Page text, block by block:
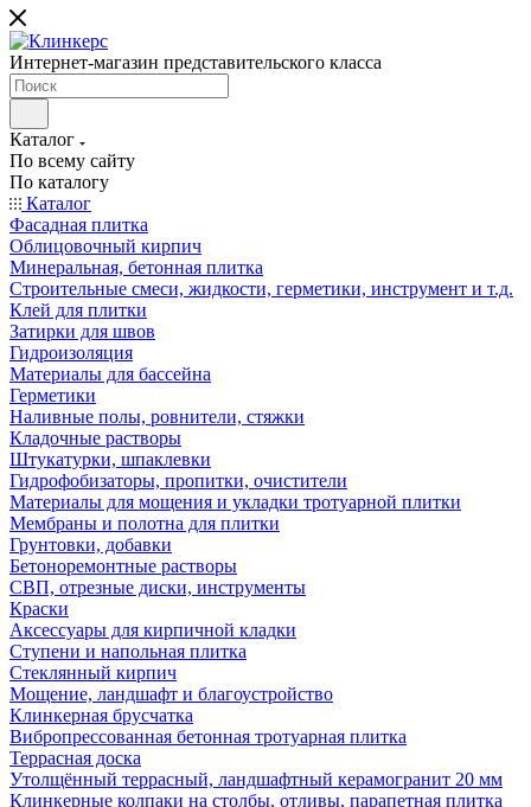
Интернет-магазин представительского класса
Каталог
По всему сайту
По каталогу
Каталог
Фасадная плитка
Облицовочный кирпич
Минеральная, бетонная плитка
Строительные смеси, жидкости, герметики, инструмент и т.д.
Клей для плитки
Затирки для швов
Гидроизоляция
Материалы для бассейна
Герметики
Наливные полы, ровнители, стяжки
Кладочные растворы
Штукатурки, шпаклевки
Гидрофобизаторы, пропитки, очистители
Материалы для мощения и укладки тротуарной плитки
Мембраны и полотна для плитки
Грунтовки, добавки
Бетоноремонтные растворы
СВП, отрезные диски, инструменты
Краски
Аксессуары для кирпичной кладки
Ступени и напольная плитка
Cтеклянный кирпич
Мощение, ландшафт и благоустройство
Клинкерная брусчатка
Вибропрессованная бетонная тротуарная плитка
Террасная доска
Утолщённый террасный, ландшафтный керамогранит 20 мм
Клинкерные колпаки на столбы, отливы, парапетная плитка